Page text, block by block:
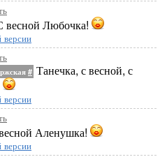
весной Любочка!
# Танечка, с весной, с
Аленушка!